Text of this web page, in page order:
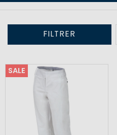
FILTRER
SALE